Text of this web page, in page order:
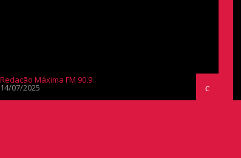
Redação Máxima FM 90,9
14/07/2025